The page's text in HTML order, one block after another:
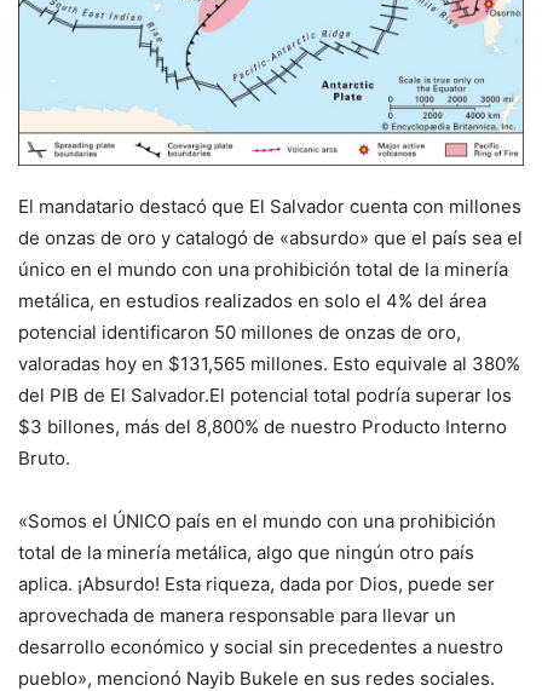
El mandatario destacó que El Salvador cuenta con millones
de onzas de oro y catalogó de «absurdo» que el país sea el
único en el mundo con una prohibición total de la minería
metálica, en estudios realizados en solo el 4% del área
potencial identificaron 50 millones de onzas de oro,
valoradas hoy en $131,565 millones. Esto equivale al 380%
del PIB de El Salvador.El potencial total podría superar los
$3 billones, más del 8,800% de nuestro Producto Interno
Bruto.
«Somos el ÚNICO país en el mundo con una prohibición
total de la minería metálica, algo que ningún otro país
aplica. ¡Absurdo! Esta riqueza, dada por Dios, puede ser
aprovechada de manera responsable para llevar un
desarrollo económico y social sin precedentes a nuestro
pueblo», mencionó Nayib Bukele en sus redes sociales.